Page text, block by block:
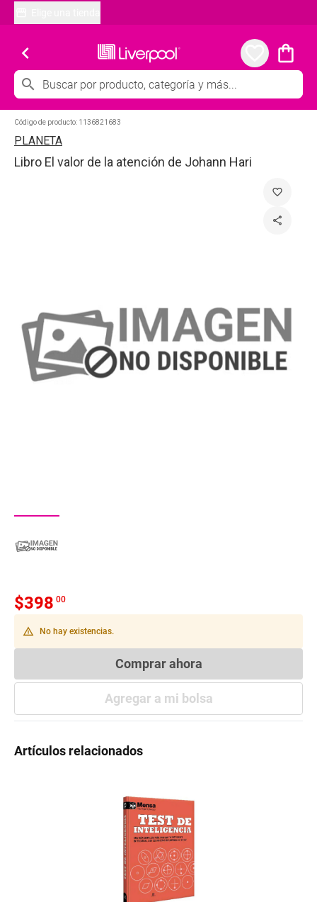
chevron_left shopping_bag
search
Código de producto: 1136821683
PLANETA
Libro El valor de la atención de Johann Hari
favorite_border
$398 00
warning_amber No hay existencias.
Comprar ahora
Agregar a mi bolsa
Artículos relacionados